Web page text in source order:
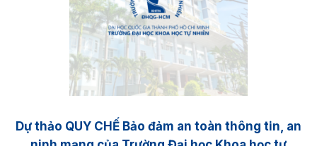
Dự thảo QUY CHẾ Bảo đảm an toàn thông tin, an